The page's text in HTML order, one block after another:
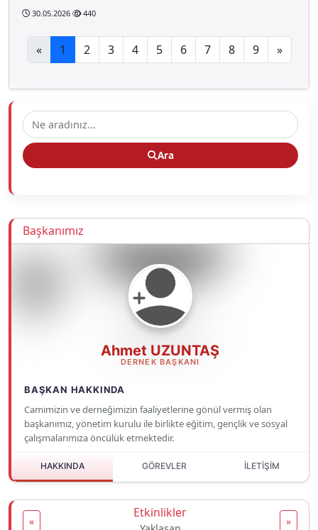
30.05.2026 440
« 1 2 3 4 5 6 7 8 9 »
Ara
Başkanımız
Ahmet UZUNTAŞ
DERNEK BAŞKANI
BAŞKAN HAKKINDA
Camimizin ve derneğimizin faaliyetlerine gönül vermiş olan
başkanımız, yönetim kurulu ile birlikte eğitim, gençlik ve sosyal
çalışmalarımıza öncülük etmektedir.
HAKKINDA GÖREVLER İLETİŞİM
«
Etkinlikler
»